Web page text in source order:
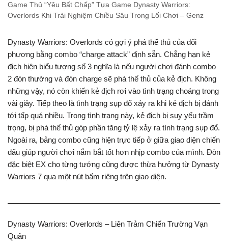
Game Thủ “Yêu Bất Chấp” Tựa Game Dynasty Warriors:
Overlords Khi Trải Nghiệm Chiều Sâu Trong Lối Chơi – Genz
Dynasty Warriors: Overlords có gợi ý phá thế thủ của đối
phương bằng combo “charge attack” định sẵn. Chẳng hạn kẻ
địch hiện biểu tượng số 3 nghĩa là nếu người chơi đánh combo
2 đòn thường và đòn charge sẽ phá thế thủ của kẻ địch. Không
những vậy, nó còn khiến kẻ địch rơi vào tình trạng choáng trong
vài giây. Tiếp theo là tình trạng sụp đổ xảy ra khi kẻ địch bị đánh
tới tấp quá nhiều. Trong tình trạng này, kẻ địch bị suy yếu trầm
trọng, bị phá thế thủ góp phần tăng tỷ lệ xảy ra tình trạng sụp đổ.
Ngoài ra, bảng combo cũng hiện trực tiếp ở giữa giao diện chiến
đấu giúp người chơi nắm bắt tốt hơn nhịp combo của mình. Đòn
đặc biệt EX cho từng tướng cũng được thừa hưởng từ Dynasty
Warriors 7 qua một nút bấm riêng trên giao diện.
Dynasty Warriors: Overlords – Liên Trảm Chiến Trường Vạn
Quân